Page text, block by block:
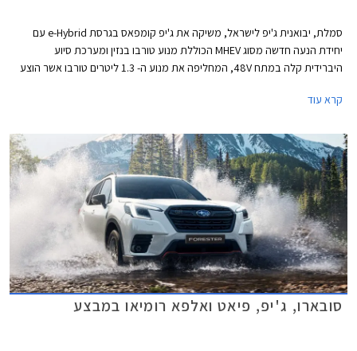
סמלת, יבואנית ג'יפ לישראל, משיקה את ג'יפ קומפאס בגרסת e-Hybrid עם
יחידת הנעה חדשה מסוג MHEV הכוללת מנוע טורבו בנזין ומערכת סיוע
היברידית קלה במתח 48V, המחליפה את מנוע ה- 1.3 ליטרים טורבו אשר הוצע
קרא עוד
סובארו, ג'יפ, פיאט ואלפא רומיאו במבצע